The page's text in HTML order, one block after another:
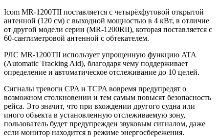
Icom MR-1200TII поставляется с четырёхфутовой открытой
антенной (120 см) с выходной мощностью в 4 кВт, в отличие
от другой модели серии (MR-1200RII), которая поставляется с
60-сантиметровой антенной с обтекателем.
РЛС MR-1200TII использует упрощенную функцию ATA
(Automatic Tracking Aid), благодаря чему поддерживает
определение и автоматическое отслеживание до 10 целей.
Сигналы тревоги CPA и TCPA вовремя предупредят о
возможном столкновении и тем самым повысят безопасность
рейса. Это значит, что при вхождении другого судна или
иного объекта в установленную отслеживаемую зону,
пользователь будет предупрежден звуковым сигналом, даже
если монитор находится в режиме энергосбережения.